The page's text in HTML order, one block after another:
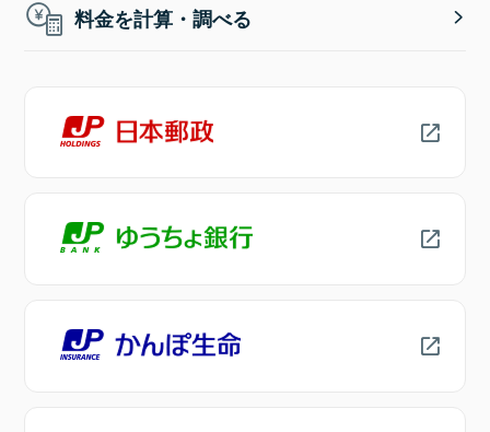
料金を計算・調べる